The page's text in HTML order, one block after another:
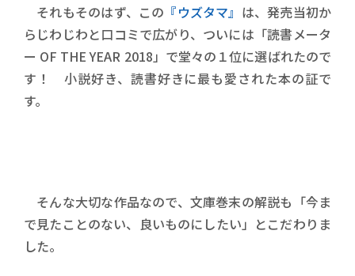
それもそのはず、この 『ウズタマ』 は、発売当初か
らじわじわと口コミで広がり、ついには「読書メータ
ー OF THE YEAR 2018」で堂々の１位に選ばれたので
す！ 小説好き、読書好きに最も愛された本の証で
す。
そんな大切な作品なので、文庫巻末の解説も「今ま
で見たことのない、良いものにしたい」とこだわりま
した。